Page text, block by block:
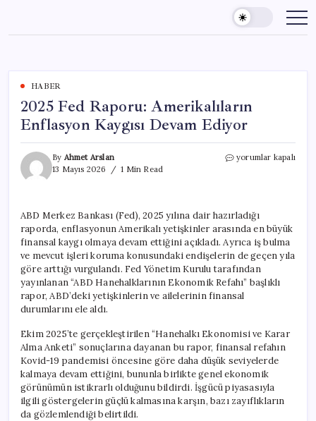
content
HABER
2025 Fed Raporu: Amerikalıların
Enflasyon Kaygısı Devam Ediyor
By Ahmet Arslan
13 Mayıs 2026
1 Min Read
2025
Kaygısı
Devam
Ediyor
için
yorumlar kapalı
ABD Merkez Bankası (Fed), 2025 yılına dair hazırladığı
raporda, enflasyonun Amerikalı yetişkinler arasında en büyük
finansal kaygı olmaya devam ettiğini açıkladı. Ayrıca iş bulma
ve mevcut işleri koruma konusundaki endişelerin de geçen yıla
göre arttığı vurgulandı. Fed Yönetim Kurulu tarafından
yayınlanan “ABD Hanehalklarının Ekonomik Refahı” başlıklı
rapor, ABD’deki yetişkinlerin ve ailelerinin finansal
durumlarını ele aldı.
Ekim 2025’te gerçekleştirilen “Hanehalkı Ekonomisi ve Karar
Alma Anketi” sonuçlarına dayanan bu rapor, finansal refahın
Kovid-19 pandemisi öncesine göre daha düşük seviyelerde
kalmaya devam ettiğini, bununla birlikte genel ekonomik
görünümün istikrarlı olduğunu bildirdi. İşgücü piyasasıyla
ilgili göstergelerin güçlü kalmasına karşın, bazı zayıflıkların
da gözlemlendiği belirtildi.